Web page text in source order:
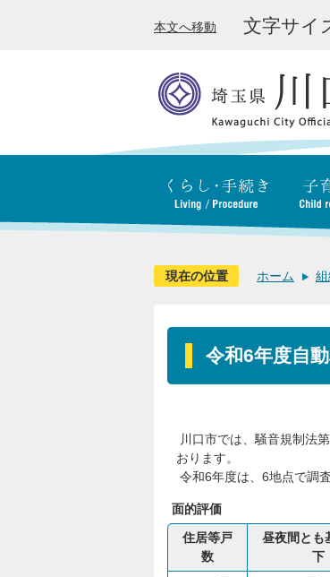
本文へ移動 文字サイ
現在の位置 ホーム
令和6年度自
川口市では、騒音規制法
おります。
令和6年度は、6地点で調
面的評価
住居等戸
数
昼夜間とも
下